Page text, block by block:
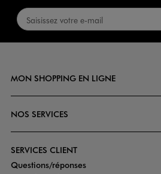
MON SHOPPING EN LIGNE
NOS SERVICES
SERVICES CLIENT
Questions/réponses